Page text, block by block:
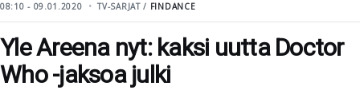
08:10 - 09.01.2020 TV-SARJAT / FINDANCE
Yle Areena nyt: kaksi uutta Doctor
Who -jaksoa julki